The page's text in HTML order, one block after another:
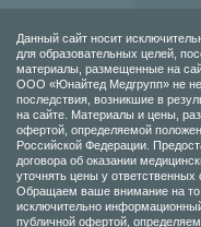
Данный сайт носит
для образовательных целей,
материалы, размещенные на
ООО «Юнайтед Медгрупп» не
последствия, возникшие в
на сайте. Материалы и цены,
офертой, определяемой
Российской Федерации.
договора об оказании
уточнять цены у
Обращаем ваше внимание на
исключительно
публичной офертой,